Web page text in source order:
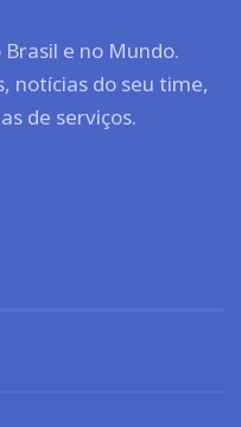
e no Mundo.
notícias do seu time,
de serviços.